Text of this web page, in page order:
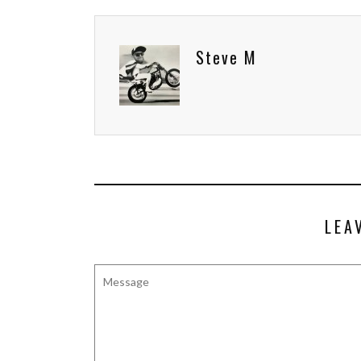
Steve M